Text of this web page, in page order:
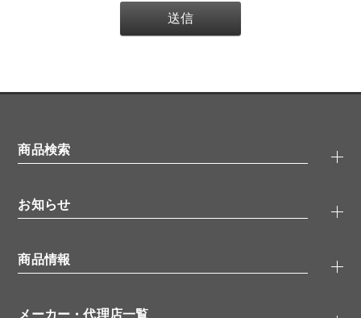
商品検索
タンパク質検索
ELISA/ELISpot検索
品番検索
お知らせ
無料サンプル
ウェビナー （オンラインセミナー）
商品情報
メーカー・代理店一覧